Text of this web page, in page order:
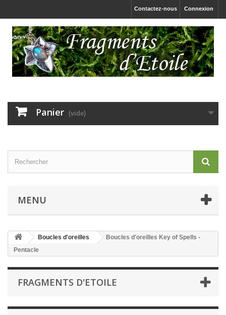
Connexion
Contactez-nous
Panier (vide)
MENU
Boucles d'oreilles
Boucles d'oreilles Key of Spells -
Pentacle
FRAGMENTS D'ETOILE